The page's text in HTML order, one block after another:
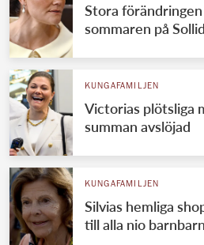
Stora
sommaren på
KUNGAFAMILJEN
Victorias plötsliga
summan avslöjad
KUNGAFAMILJEN
Silvias hemliga
till alla nio